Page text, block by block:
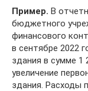
Пример. В
бюджетного
финансового
в сентябре 2022
здания в сумме 1
увеличение
здания. Расходы